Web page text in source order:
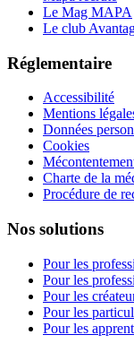
Le Mag MAPA
Le club
Réglementaire
Accessibilité
Mentions
Données
Cookies
Charte de la
Procédure de
Nos solutions
Pour les
Pour les
Pour les
Pour les
Pour les